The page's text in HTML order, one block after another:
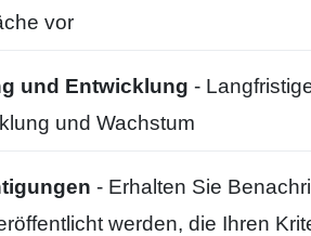
vor
und Entwicklung -
und Wachstum
- Erhalten Sie
werden, die Ihren